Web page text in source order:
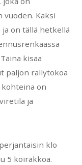
Kaksi
on tällä hetkellä
kisaa
paljon rallytokoa
on
ja
klo
5 koirakkoa.